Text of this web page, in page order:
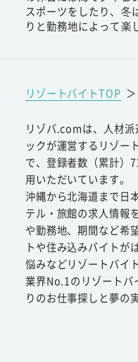
スポーツをしたり、冬
りと勤務地によって楽
リゾートバイトTOP ＞
リゾバ.comは、人材
ックが運営するリゾー
で、登録者数（累計）
用いただいています。
沖縄から北海道まで日
テル・旅館の求人情報
や勤務地、期間など希
トや住み込みバイトが
悩みなどリゾートバイ
業界No.1のリゾートバ
りのお仕事探しと夢の